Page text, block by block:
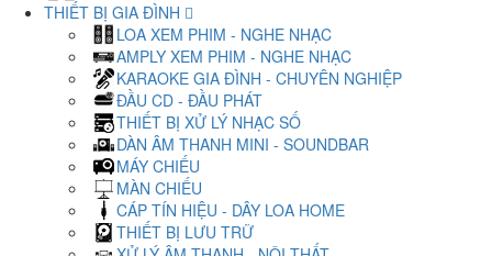
THIẾT BỊ GIA ĐÌNH
LOA XEM PHIM - NGHE NHẠC
AMPLY XEM PHIM - NGHE NHẠC
KARAOKE GIA ĐÌNH - CHUYÊN NGHIỆP
ĐẦU CD - ĐẦU PHÁT
THIẾT BỊ XỬ LÝ NHẠC SỐ
DÀN ÂM THANH MINI - SOUNDBAR
MÁY CHIẾU
MÀN CHIẾU
CÁP TÍN HIỆU - DÂY LOA HOME
THIẾT BỊ LƯU TRỮ